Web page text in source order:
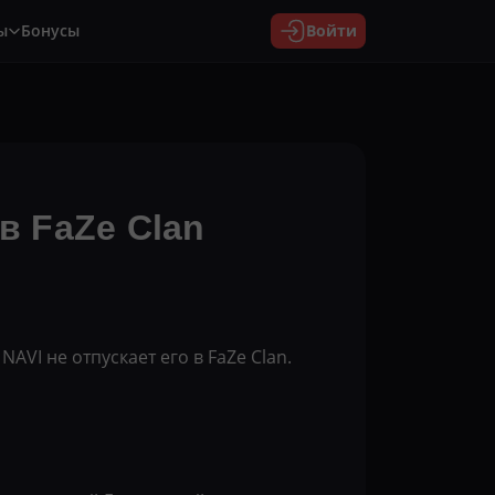
Бонусы Войти
FaZe Clan
не отпускает его в FaZe Clan.